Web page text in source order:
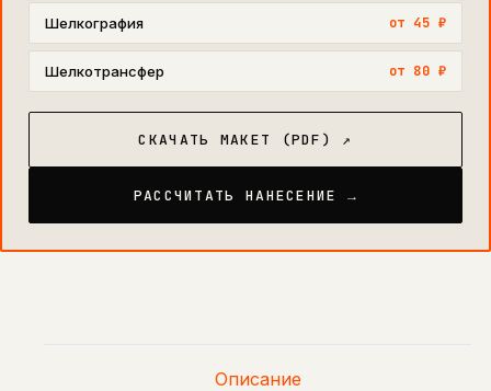
Шелкография от 45 ₽
Шелкотрансфер от 80 ₽
СКАЧАТЬ МАКЕТ (PDF) ↗
РАССЧИТАТЬ НАНЕСЕНИЕ →
Описание